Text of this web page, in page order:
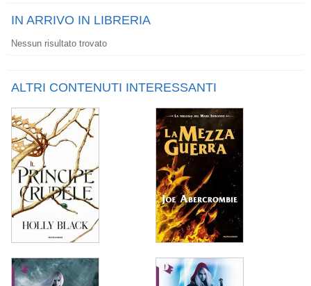
IN ARRIVO IN LIBRERIA
Nessun risultato trovato
ALTRI CONTENUTI INTERESSANTI